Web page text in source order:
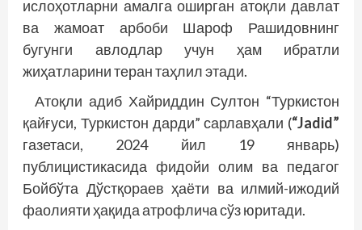
ислоҳотларни амалга оширган атоқли давлат
ва жамоат арбоби Шароф Рашидовнинг
бугунги авлодлар учун ҳам ибратли
жиҳатларини теран таҳлил этади.
Атоқли адиб Хайриддин Султон “Туркистон
қайғуси, Туркистон дарди” сарлавҳали (“Jadid”
газетаси, 2024 йил 19 январь)
публицистикасида фидойи олим ва педагог
Бойбўта Дўстқораев ҳаёти ва илмий-ижодий
фаолияти ҳақида атрофлича сўз юритади.